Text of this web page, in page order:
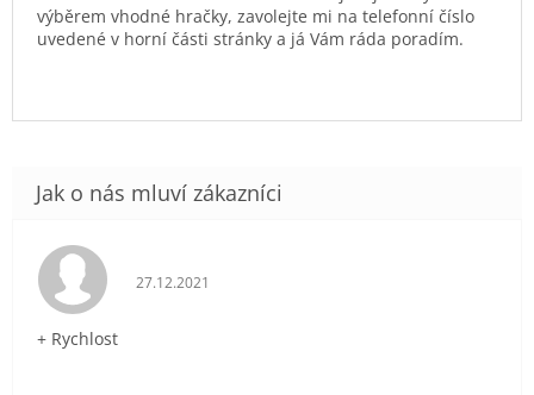
výběrem vhodné hračky, zavolejte mi na telefonní číslo
uvedené v horní části stránky a já Vám ráda poradím.
Hodnocení obchodu je 5 z 5 hvězdiček.
27.12.2021
+ Rychlost